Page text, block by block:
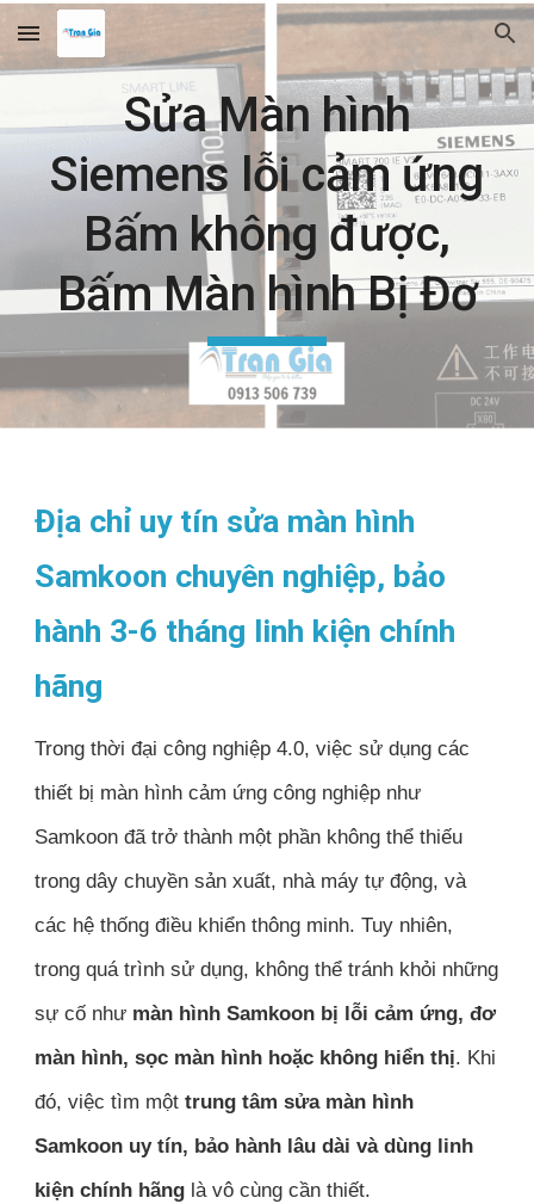
Skip to main content Skip to navigation
Sửa Màn hình
Siemens lỗi cảm ứng
Bấm không được,
Bấm Màn hình Bị Đơ
Địa chỉ uy tín sửa màn hình
Samkoon chuyên nghiệp, bảo
hành 3-6 tháng linh kiện chính
hãng
Trong thời đại công nghiệp 4.0, việc sử dụng các
thiết bị màn hình cảm ứng công nghiệp như
Samkoon đã trở thành một phần không thể thiếu
trong dây chuyền sản xuất, nhà máy tự động, và
các hệ thống điều khiển thông minh. Tuy nhiên,
trong quá trình sử dụng, không thể tránh khỏi những
sự cố như màn hình Samkoon bị lỗi cảm ứng, đơ
màn hình, sọc màn hình hoặc không hiển thị. Khi
đó, việc tìm mộttrung tâm sửa màn hình
Samkoon uy tín, bảo hành lâu dài và dùng linh
kiện chính hãng là vô cùng cần thiết.